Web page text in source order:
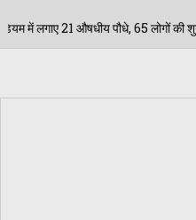
शुगर बीपी व वजन की जांच